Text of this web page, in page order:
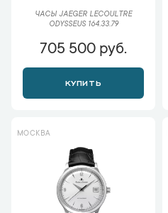
ЧАСЫ JAEGER LECOULTRE
ODYSSEUS 164.33.79
705 500 руб.
КУПИТЬ
МОСКВА